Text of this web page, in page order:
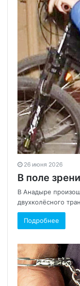
26 июня 2026
В поле
В Анадыре
двухколёсного
Подробнее